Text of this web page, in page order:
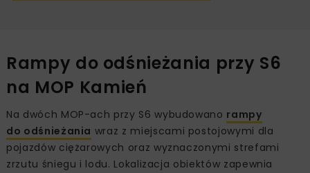
Rampy do odśnieżania przy S6
na MOP Kamień
Na dwóch MOP-ach przy S6 wybudowano rampy
do odśnieżania wraz z miejscami postojowymi dla
pojazdów ciężarowych oraz wyznaczonymi strefami
zrzutu śniegu i lodu. Lokalizacja obiektów zapewnia